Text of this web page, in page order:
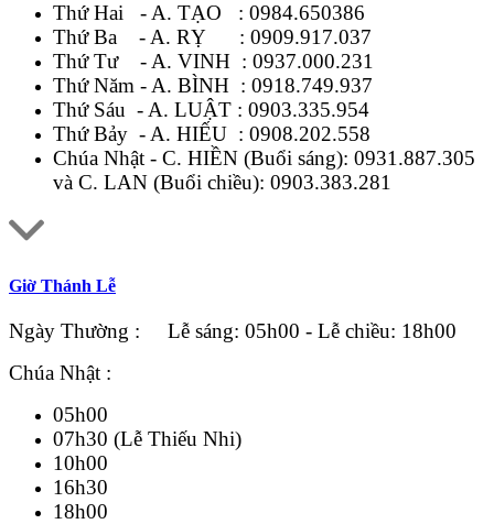
Thứ Hai - A. TẠO : 0984.650386
Thứ Ba - A. RỴ : 0909.917.037
Thứ Tư - A. VINH : 0937.000.231
Thứ Năm - A. BÌNH : 0918.749.937
Thứ Sáu - A. LUẬT : 0903.335.954
Thứ Bảy - A. HIẾU : 0908.202.558
Chúa Nhật - C. HIỀN (Buổi sáng): 0931.887.305
và C. LAN (Buổi chiều): 0903.383.281
Giờ Thánh Lễ
Ngày Thường : Lễ sáng: 05h00 - Lễ chiều: 18h00
Chúa Nhật :
05h00
07h30 (Lễ Thiếu Nhi)
10h00
16h30
18h00